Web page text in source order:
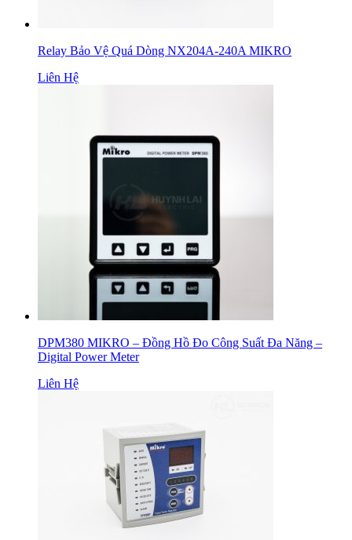
Relay Bảo Vệ Quá Dòng NX204A-240A MIKRO
Liên Hệ
DPM380 MIKRO – Đồng Hồ Đo Công Suất Đa Năng –
Digital Power Meter
Liên Hệ